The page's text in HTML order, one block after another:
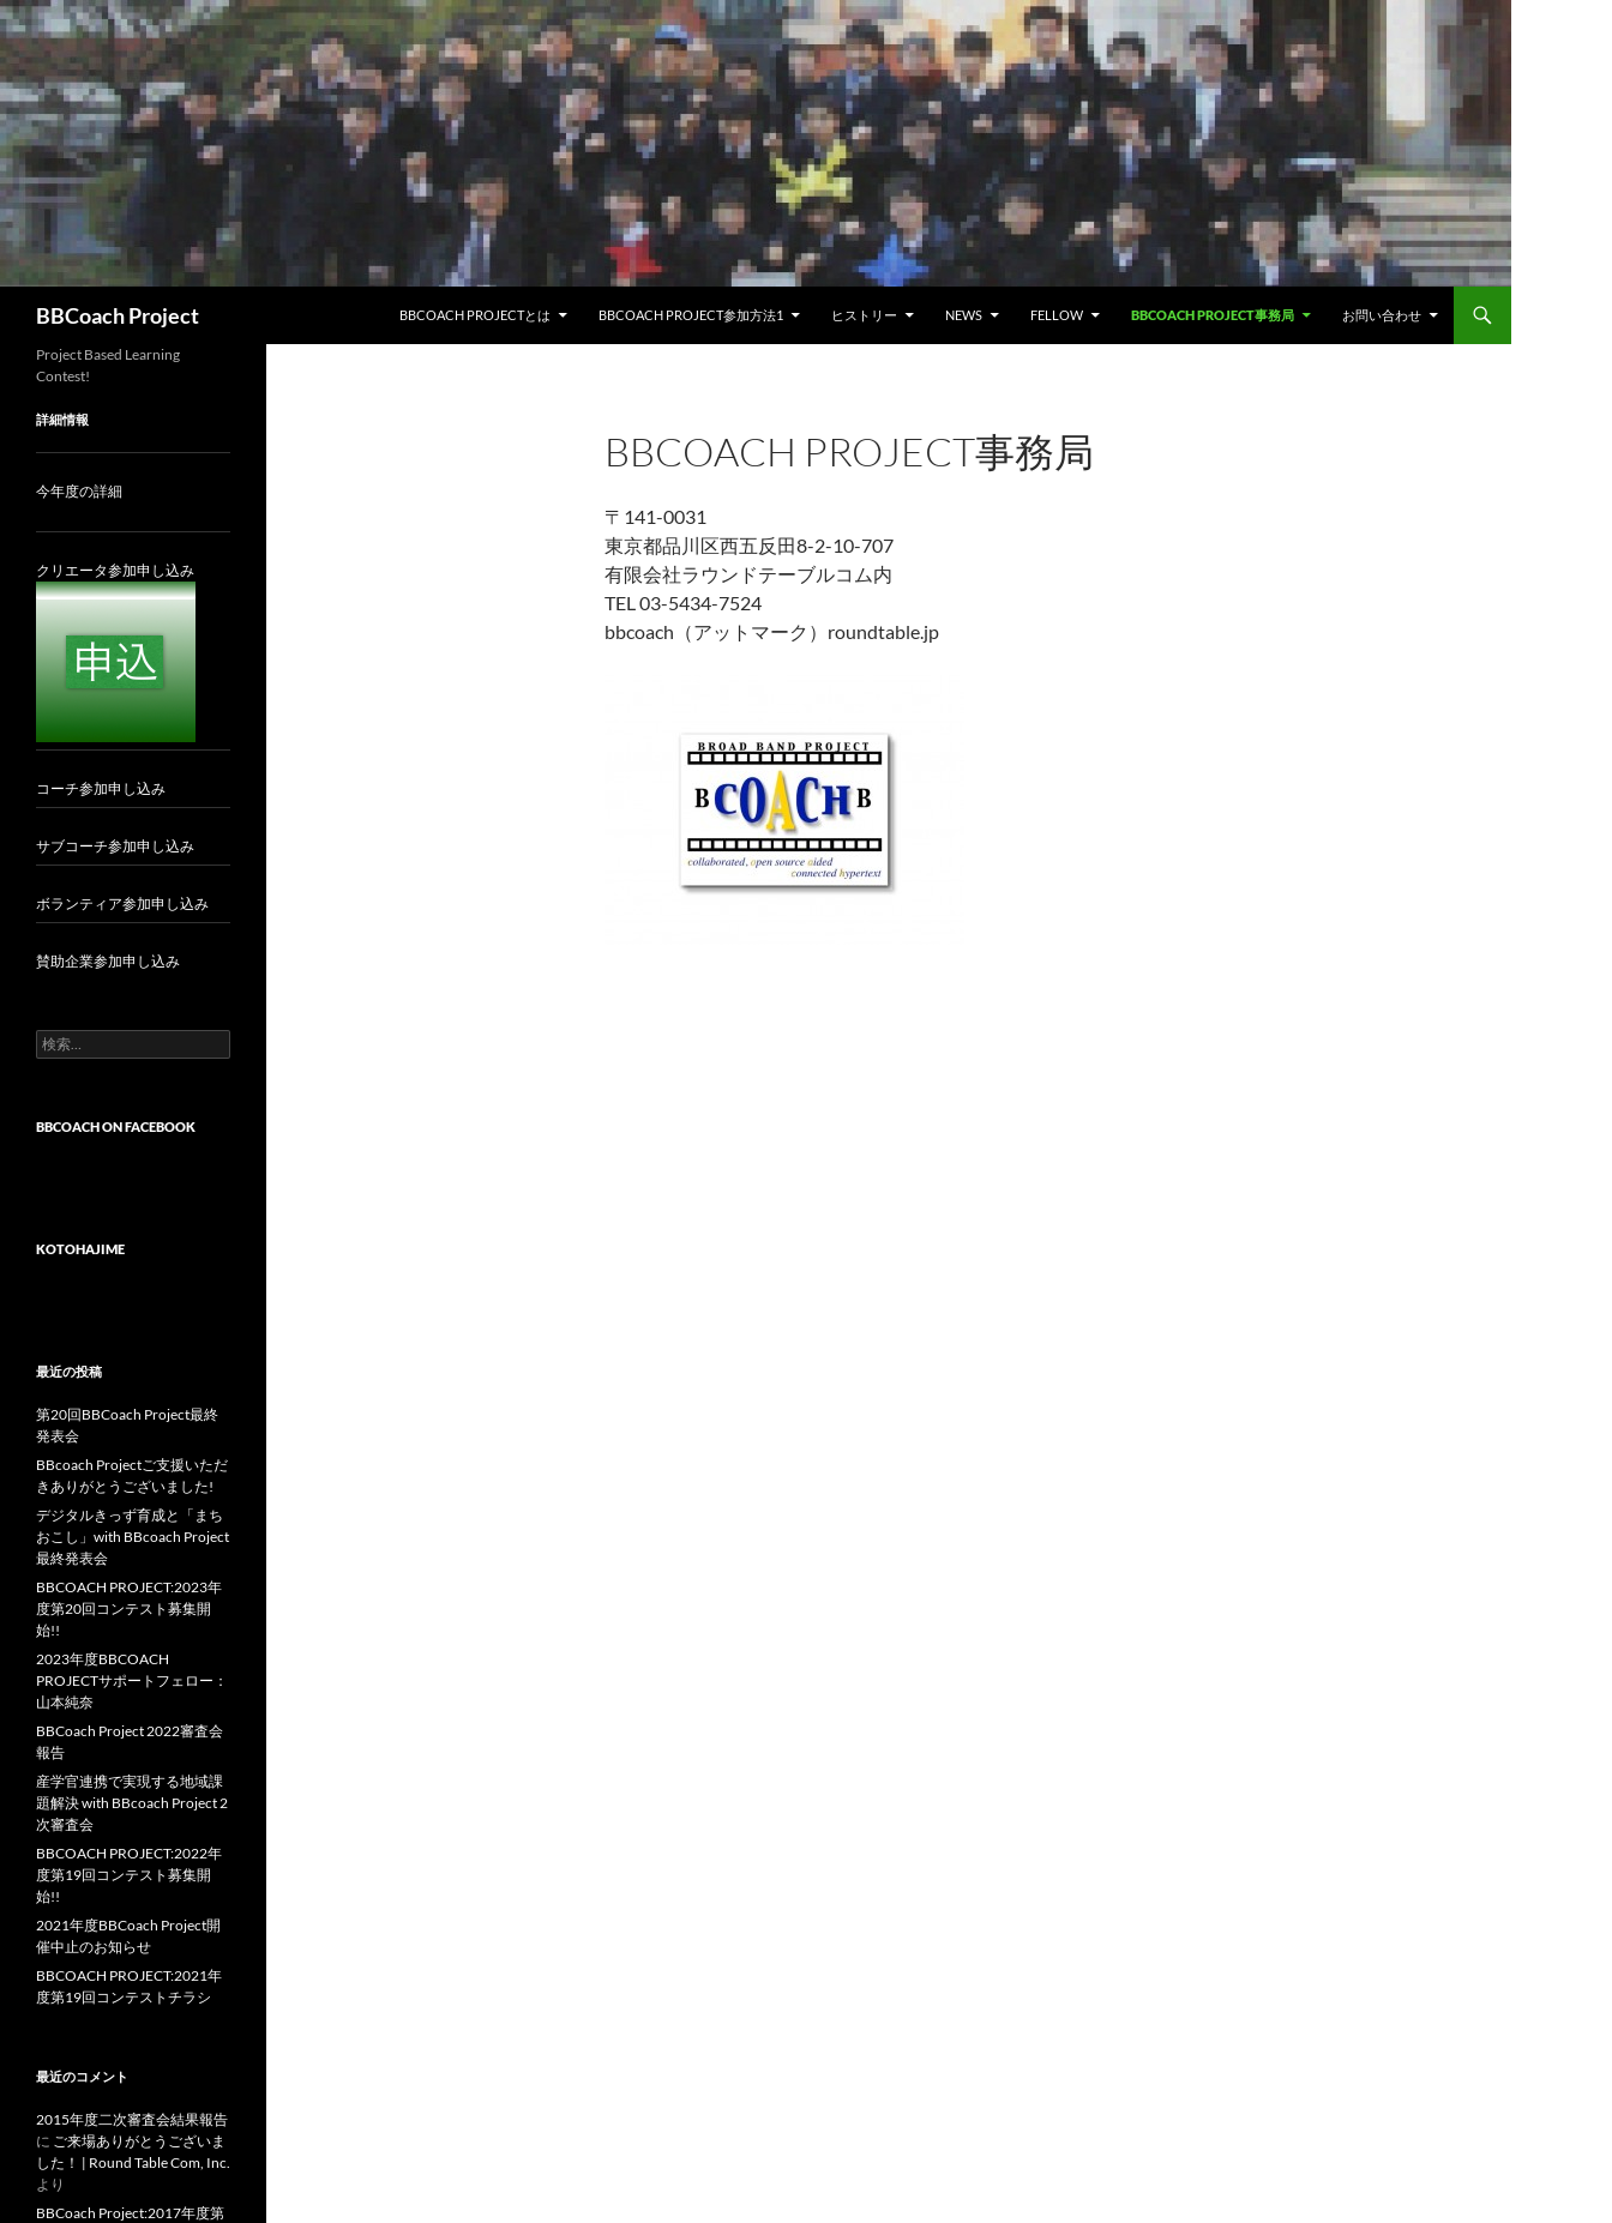
コ
ン
テ
ン
ツ
へ
ス
キ
ッ
BBCoach Project BBCOACH PROJECTとは BBCOACH PROJECT参加方法1 ヒストリー NEWS FELLOW BBCOACH PROJECT事務局 お問い合わせ
BBCOACH PROJECT事務局
〒141-0031
東京都品川区西五反田8-2-10-707
有限会社ラウンドテーブルコム内
TEL 03-5434-7524
bbcoach（アットマーク）roundtable.jp
Project Based Learning
Contest!
詳細情報
今年度の詳細
クリエータ参加申し込み
コーチ参加申し込み
サブコーチ参加申し込み
ボランティア参加申し込み
賛助企業参加申し込み
検
索:
BBCOACH ON FACEBOOK
KOTOHAJIME
最近の投稿
第20回BBCoach Project最終
発表会
BBcoach Projectご支援いただ
きありがとうございました!
デジタルきっず育成と「まち
おこし」with BBcoach Project
最終発表会
BBCOACH PROJECT:2023年
度第20回コンテスト募集開
始!!
2023年度BBCOACH
PROJECTサポートフェロー：
山本純奈
BBCoach Project 2022審査会
報告
産学官連携で実現する地域課
題解決 with BBcoach Project 2
次審査会
BBCOACH PROJECT:2022年
度第19回コンテスト募集開
始!!
2021年度BBCoach Project開
催中止のお知らせ
BBCOACH PROJECT:2021年
度第19回コンテストチラシ
最近のコメント
2015年度二次審査会結果報告
に ご来場ありがとうございま
した！ | Round Table Com, Inc.
より
BBCoach Project:2017年度第